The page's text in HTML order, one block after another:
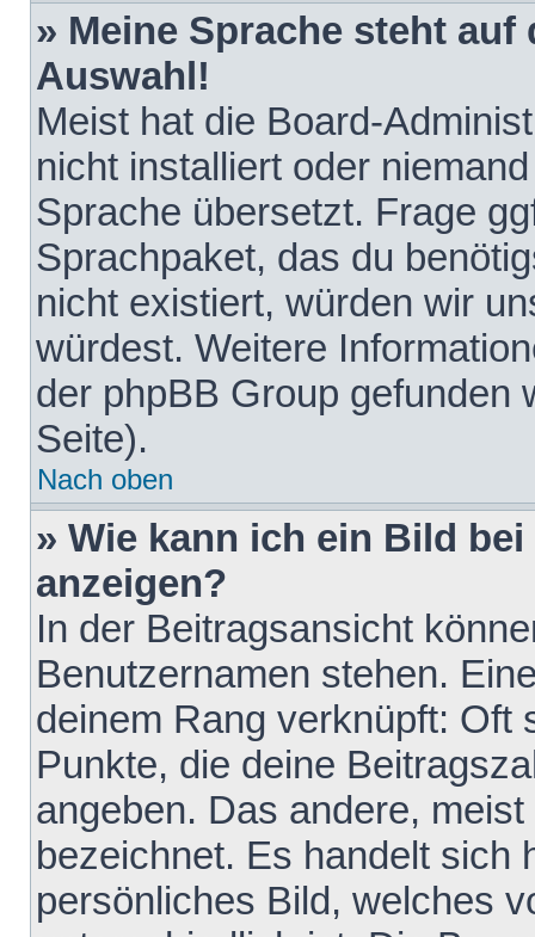
» Meine Sprache steht
Auswahl!
Meist hat die Board-
nicht installiert oder
Sprache übersetzt. Frage
Sprachpaket, das du
nicht existiert, würden wir
würdest. Weitere
der phpBB Group gefunden
Seite).
Nach oben
» Wie kann ich ein Bild
anzeigen?
In der Beitragsansicht
Benutzernamen stehen.
deinem Rang verknüpft: Oft
Punkte, die deine
angeben. Das andere,
bezeichnet. Es handelt sich
persönliches Bild, welches